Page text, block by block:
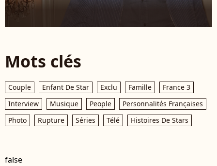
Mots clés
Couple Enfant De Star Exclu Famille
France 3
Interview
Musique People
Personnalités Françaises
Photo
Rupture Séries Télé Histoires De Stars
false